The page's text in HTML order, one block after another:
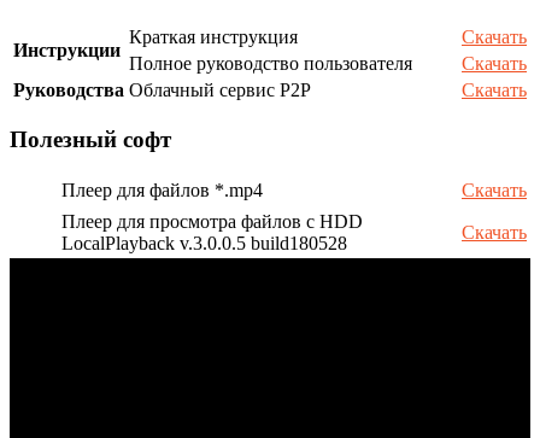
Инструкции
Краткая инструкция
Скачать
Полное руководство пользователя
Скачать
Руководства Облачный сервис P2P Скачать
Полезный софт
Плеер для файлов *.mp4
Скачать
Плеер для просмотра файлов с HDD
LocalPlayback v.3.0.0.5 build180528
Скачать